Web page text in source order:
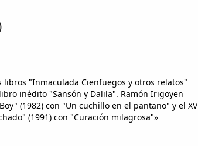
libros "Inmaculada Cienfuegos y otros relatos"
inédito "Sansón y Dalila". Ramón Irigoyen
(1982) con "Un cuchillo en el pantano" y el XV
(1991) con "Curación milagrosa"»